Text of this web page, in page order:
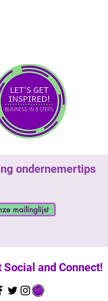
ondernemertips
mailinglijst
Social and Connect!